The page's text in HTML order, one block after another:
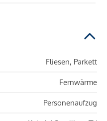
Fliesen, Parkett
Fernwärme
Personenaufzug